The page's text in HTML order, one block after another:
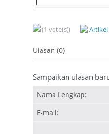
(1 vote(s))
Ulasan (0)
Sampaikan ulasan
Nama Lengkap:
E-mail: